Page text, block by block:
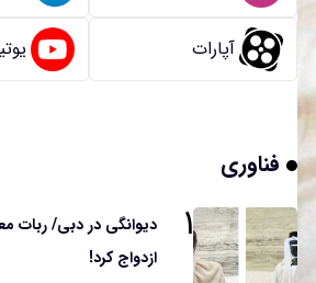
آپارات
فناوری
۱
دیوانگی در دبی/ ربات
ازدواج کرد!